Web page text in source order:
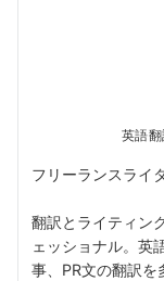
英語
フリーランスライ
翻訳とライティン
ェッショナル。英
事、PR文の翻訳